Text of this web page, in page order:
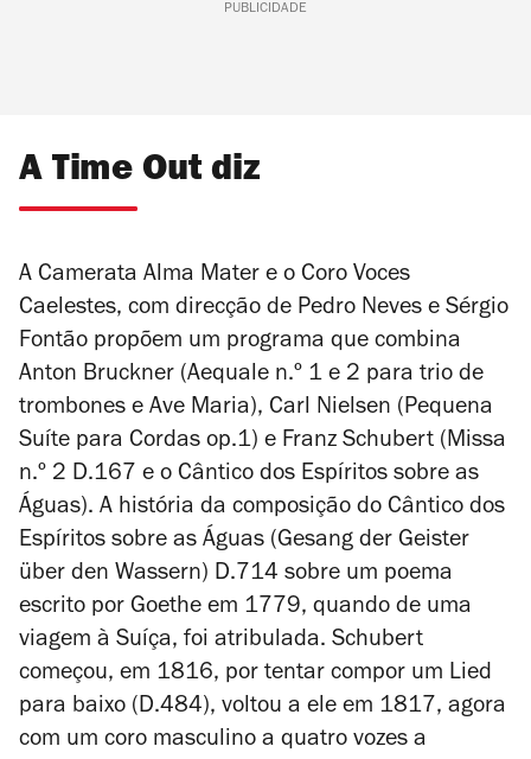
PUBLICIDADE
A Time Out diz
A Camerata Alma Mater e o Coro Voces
Caelestes, com direcção de Pedro Neves e Sérgio
Fontão propõem um programa que combina
Anton Bruckner (Aequale n.º 1 e 2 para trio de
trombones e Ave Maria), Carl Nielsen (Pequena
Suíte para Cordas op.1) e Franz Schubert (Missa
n.º 2 D.167 e o Cântico dos Espíritos sobre as
Águas). A história da composição do Cântico dos
Espíritos sobre as Águas (Gesang der Geister
über den Wassern) D.714 sobre um poema
escrito por Goethe em 1779, quando de uma
viagem à Suíça, foi atribulada. Schubert
começou, em 1816, por tentar compor um Lied
para baixo (D.484), voltou a ele em 1817, agora
com um coro masculino a quatro vozes a